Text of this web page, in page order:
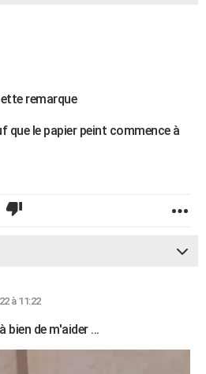
remarque
que le papier peint commence à
à 11:22
bien de m'aider ...